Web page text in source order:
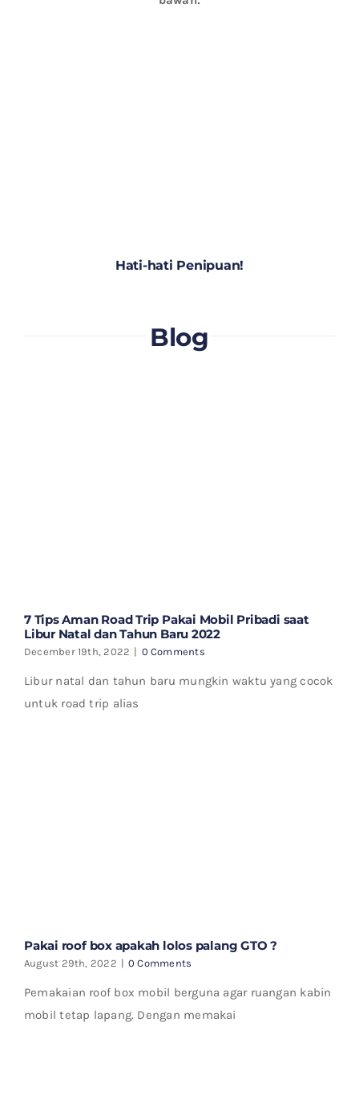
Hati-hati Penipuan!
Blog
7 Tips Aman Road Trip Pakai Mobil Pribadi saat
Libur Natal dan Tahun Baru 2022
December 19th, 2022 | 0 Comments
Libur natal dan tahun baru mungkin waktu yang cocok
untuk road trip alias
Pakai roof box apakah lolos palang GTO ?
August 29th, 2022 | 0 Comments
Pemakaian roof box mobil berguna agar ruangan kabin
mobil tetap lapang. Dengan memakai